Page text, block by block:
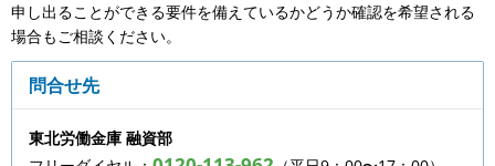
申し出ることができる要件を備えているかどうか確認を希望される
場合もご相談ください。
問合せ先
東北労働金庫 融資部